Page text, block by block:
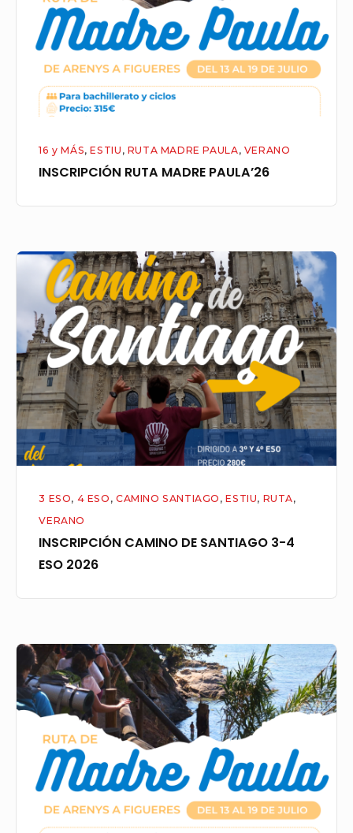
16 y MÁS,ESTIU , RUTA MADRE PAULA, VERANO
INSCRIPCIÓN RUTA MADRE PAULA’26
INSCRIPCIÓN
CAMINO
SANTIAGO
3-
4
ESO
2026
3 ESO, 4 ESO , CAMINO SANTIAGO ,ESTIU, RUTA,
VERANO
INSCRIPCIÓN CAMINO DE SANTIAGO 3-4
ESO 2026
RUTA
MADRE
PAULA’26